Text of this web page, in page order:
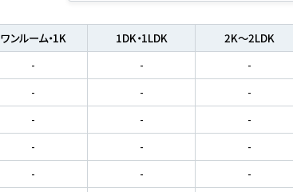
ワンルーム・1K 1DK・1LDK 2K～2LDK
- - -
- - -
- - -
- - -
- - -